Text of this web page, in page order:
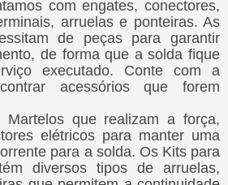
com engates, conectores,
arruelas e ponteiras. As
de peças para garantir
de forma que a solda fique
executado. Conte com a
acessórios que forem
Martelos que realizam a força,
elétricos para manter uma
para a solda. Os Kits para
diversos tipos de arruelas,